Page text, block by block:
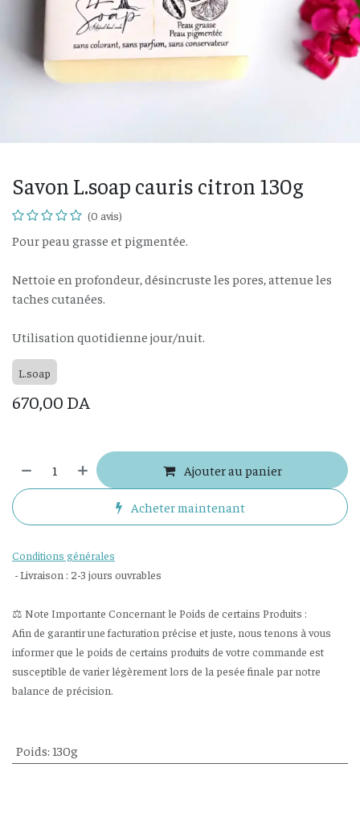
Savon L.soap cauris citron 130g
(0 avis)
Pour peau grasse et pigmentée.
Nettoie en profondeur, désincruste les pores, attenue les
taches cutanées.
Utilisation quotidienne jour/nuit.
L.soap
670,00 DA
Ajouter au panier
Acheter maintenant
Conditions générales
- Livraison : 2-3 jours ouvrables
⚖️ Note Importante Concernant le Poids de certains Produits :
Afin de garantir une facturation précise et juste, nous tenons à vous
informer que le poids de certains produits de votre commande est
susceptible de varier légèrement lors de la pesée finale par notre
balance de précision.
Poids: 130g